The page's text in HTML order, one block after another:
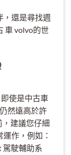
，還是尋找週
車 volvo的世
使是中古車
然遠高於許
建議您仔細
作，例如：
駕駛輔助系